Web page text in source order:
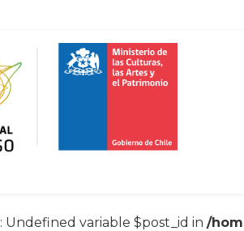
: Undefined variable $post_id in/